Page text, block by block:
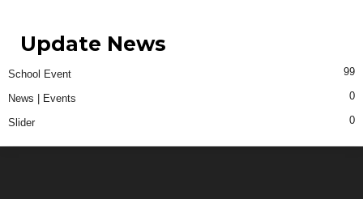
Update News
School Event 99
News | Events 0
Slider 0